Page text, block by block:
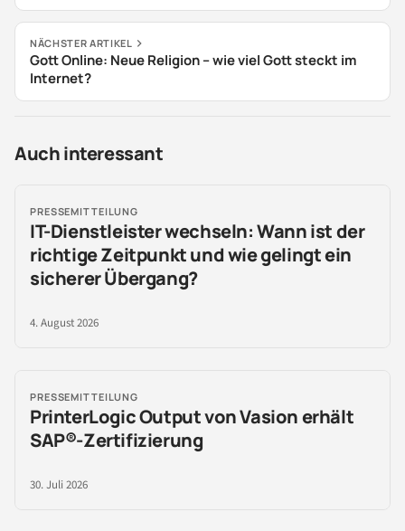
NÄCHSTER ARTIKEL
Gott Online: Neue Religion – wie viel Gott steckt im
Internet?
Auch interessant
PRESSEMITTEILUNG
IT-Dienstleister wechseln: Wann ist der
richtige Zeitpunkt und wie gelingt ein
sicherer Übergang?
4. August 2026
PRESSEMITTEILUNG
PrinterLogic Output von Vasion erhält
SAP®-Zertifizierung
30. Juli 2026